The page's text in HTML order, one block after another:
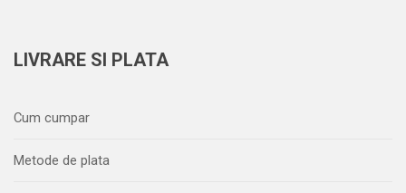
LIVRARE SI PLATA
Cum cumpar
Metode de plata